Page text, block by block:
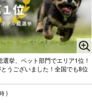
挙、ペット部門でエリア1位！
うございました！全国でも8位
)